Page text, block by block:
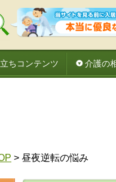
ちコンテンツ 介護の
> 昼夜逆転の悩み